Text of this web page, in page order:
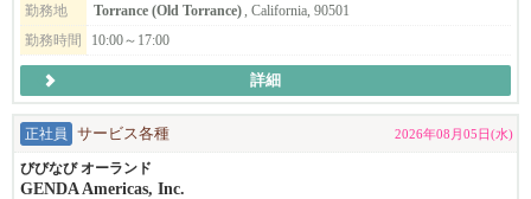
⚫︎細かい仕事が得意
⚫︎好きなことを仕事にしたい！
⚫︎色合いの綺麗なものに心が惹かれる
⚫︎イベント/プロモーションに興味がある
お誕生日やお祝いなどギフトはもちろん、ウエディングやイベン
ト装飾、ポップアップ出展などイベント装飾のお仕事もたくさん
勤務地
Torrance (Old Torrance), California, 90501
勤務時間
10:00～17:00
詳細
正社員 サービス各種 2026年08月05日(水)
びびなび オーランド
GENDA Americas, Inc.